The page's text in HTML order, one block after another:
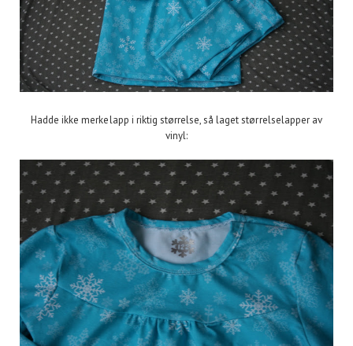
Hadde ikke merkelapp i riktig størrelse, så laget størrelselapper av
vinyl: